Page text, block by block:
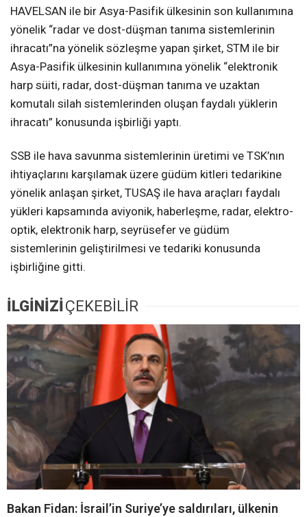
HAVELSAN ile bir Asya-Pasifik ülkesinin son kullanımına
yönelik “radar ve dost-düşman tanıma sistemlerinin
ihracatı”na yönelik sözleşme yapan şirket, STM ile bir
Asya-Pasifik ülkesinin kullanımına yönelik “elektronik
harp süiti, radar, dost-düşman tanıma ve uzaktan
komutalı silah sistemlerinden oluşan faydalı yüklerin
ihracatı” konusunda işbirliği yaptı.
SSB ile hava savunma sistemlerinin üretimi ve TSK’nın
ihtiyaçlarını karşılamak üzere güdüm kitleri tedarikine
yönelik anlaşan şirket, TUSAŞ ile hava araçları faydalı
yükleri kapsamında aviyonik, haberleşme, radar, elektro-
optik, elektronik harp, seyrüsefer ve güdüm
sistemlerinin geliştirilmesi ve tedariki konusunda
işbirliğine gitti.
İLGİNİZİ ÇEKEBİLİR
Bakan Fidan: İsrail’in Suriye’ye saldırıları, ülkenin